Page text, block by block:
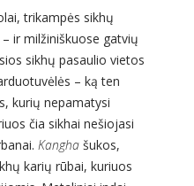
trikampės sikhų
ir milžiniškuose gatvių
sikhų pasaulio vietos
– ką ten
kurių nepamatysi
čia sikhai nešiojasi
Kangha šukos,
karių rūbai, kuriuos